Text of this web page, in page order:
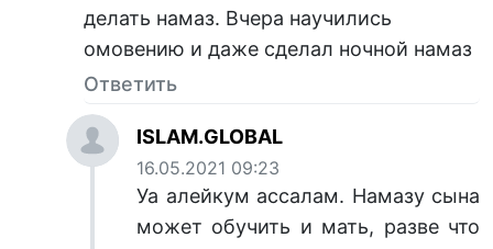
делать намаз. Вчера научились
омовению и даже сделал ночной намаз
Ответить
ISLAM.GLOBAL
16.05.2021 09:23
Уа алейкум ассалам. Намазу сына
может обучить и мать, разве что